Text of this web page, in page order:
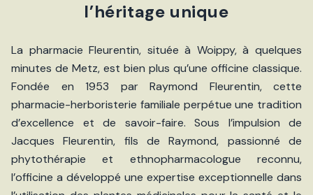
l’héritage unique
La pharmacie Fleurentin, située à Woippy, à quelques
minutes de Metz, est bien plus qu’une officine classique.
Fondée en 1953 par Raymond Fleurentin, cette
pharmacie-herboristerie familiale perpétue une tradition
d’excellence et de savoir-faire. Sous l’impulsion de
Jacques Fleurentin, fils de Raymond, passionné de
phytothérapie et ethnopharmacologue reconnu,
l’officine a développé une expertise exceptionnelle dans